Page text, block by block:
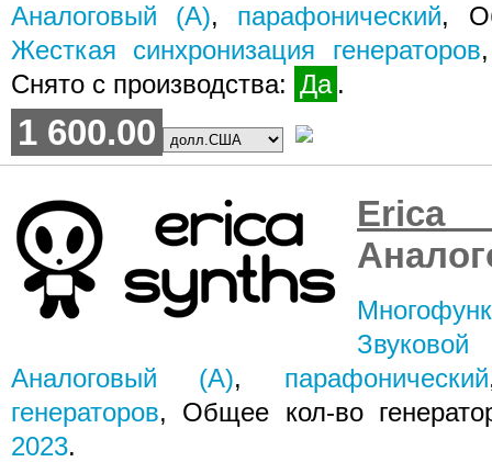
Аналоговый (A), парафонический,
Жесткая синхронизация генераторов
Снято с производства: Да .
1 600.00
Erica
Аналоговый (A), парафонический
генераторов, Общее кол-во
2023.